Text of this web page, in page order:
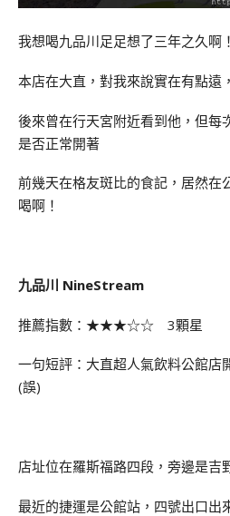
我想喝九品川足足想了三年之久啊！
本店在大直，對我來說實在有點遠
後來曾在行天宮附近看到他，但每
是否正常開著
前幾天在格友斑比的食記，居然在
喝啊！
九品川 NineStream
推薦指數：★★★☆☆ 3顆星
一句短評：大直超人氣飲料公館店
(誤)
店址位在羅斯福路四段，旁邊是吉
最近的捷運是公館站，四號出口出